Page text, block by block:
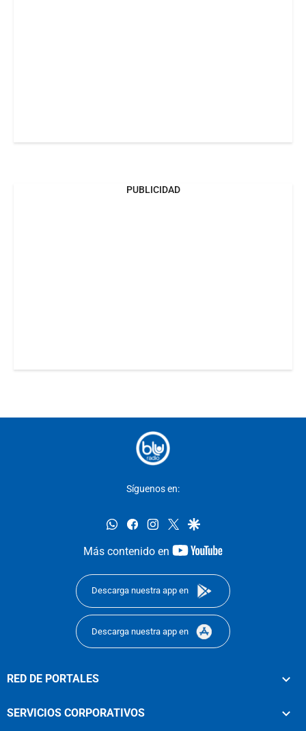
PUBLICIDAD
Síguenos en:
whatsappfacebookinstagram
twittergoogle
Más contenido en
youtube-
Descarga nuestra app en
Descarga nuestra app en
RED DE PORTALES
SERVICIOS CORPORATIVOS